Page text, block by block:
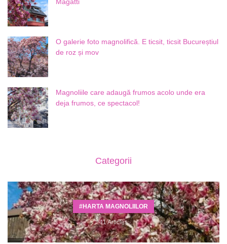
O galerie foto magnolifică. E ticsit, ticsit Bucureștiul
de roz și mov
Magnoliile care adaugă frumos acolo unde era
deja frumos, ce spectacol!
Categorii
#HARTA MAGNOLIILOR
41 Articles